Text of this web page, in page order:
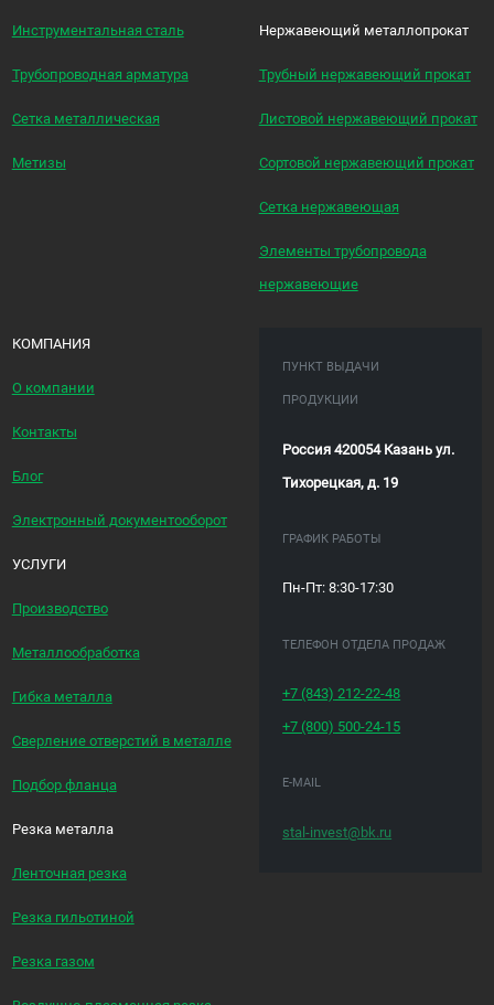
Инструментальная сталь
Трубопроводная арматура
Сетка металлическая
Метизы
Нержавеющий металлопрокат
Трубный нержавеющий прокат
Листовой нержавеющий прокат
Сортовой нержавеющий прокат
Сетка нержавеющая
Элементы трубопровода
нержавеющие
КОМПАНИЯ
О компании
Контакты
Блог
Электронный документооборот
УСЛУГИ
Производство
Металлообработка
Гибка металла
Сверление отверстий в металле
Подбор фланца
Резка металла
Ленточная резка
Резка гильотиной
Резка газом
ПУНКТ ВЫДАЧИ
ПРОДУКЦИИ
Россия 420054 Казань ул.
Тихорецкая, д. 19
ГРАФИК РАБОТЫ
Пн-Пт: 8:30-17:30
ТЕЛЕФОН ОТДЕЛА ПРОДАЖ
+7 (843) 212-22-48
+7 (800) 500-24-15
E-MAIL
stal-invest@bk.ru